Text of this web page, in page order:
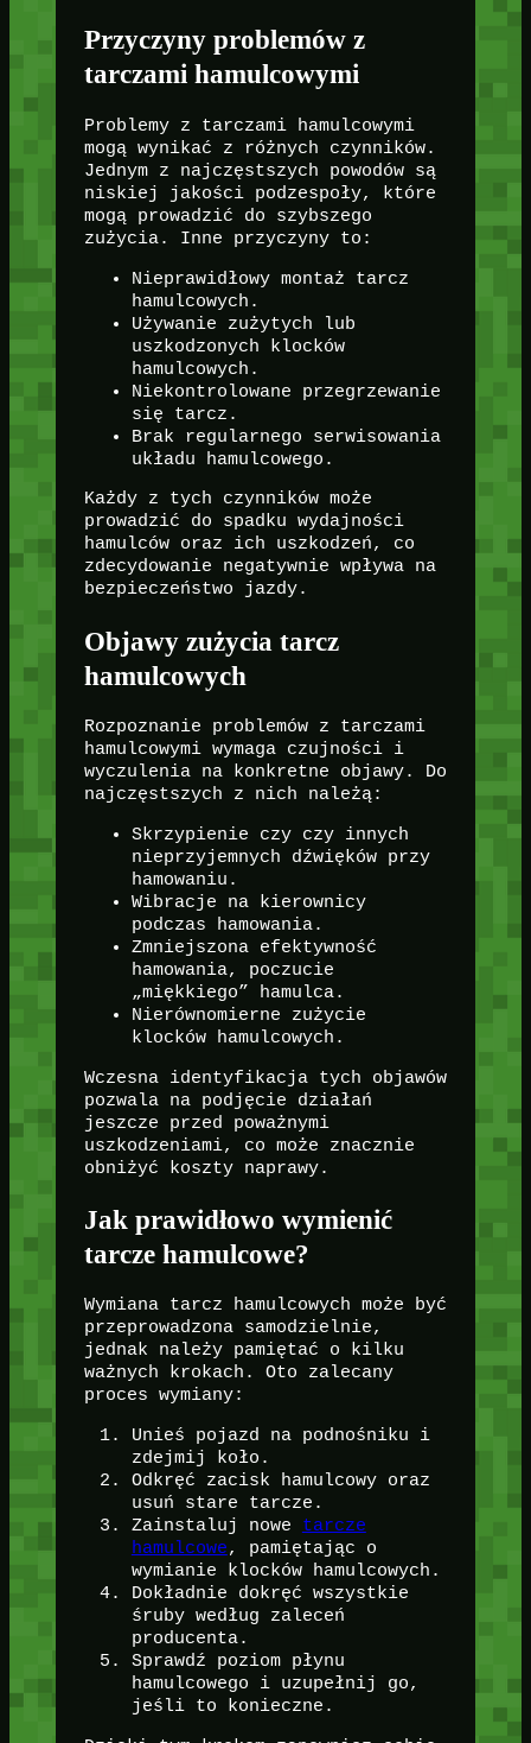
Przyczyny problemów z
tarczami hamulcowymi
Problemy z tarczami hamulcowymi
mogą wynikać z różnych czynników.
Jednym z najczęstszych powodów są
niskiej jakości podzespoły, które
mogą prowadzić do szybszego
zużycia. Inne przyczyny to:
Nieprawidłowy montaż tarcz
hamulcowych.
Używanie zużytych lub
uszkodzonych klocków
hamulcowych.
Niekontrolowane przegrzewanie
się tarcz.
Brak regularnego serwisowania
układu hamulcowego.
Każdy z tych czynników może
prowadzić do spadku wydajności
hamulców oraz ich uszkodzeń, co
zdecydowanie negatywnie wpływa na
bezpieczeństwo jazdy.
Objawy zużycia tarcz
hamulcowych
Rozpoznanie problemów z tarczami
hamulcowymi wymaga czujności i
wyczulenia na konkretne objawy. Do
najczęstszych z nich należą:
Skrzypienie czy czy innych
nieprzyjemnych dźwięków przy
hamowaniu.
Wibracje na kierownicy
podczas hamowania.
Zmniejszona efektywność
hamowania, poczucie
„miękkiego” hamulca.
Nierównomierne zużycie
klocków hamulcowych.
Wczesna identyfikacja tych objawów
pozwala na podjęcie działań
jeszcze przed poważnymi
uszkodzeniami, co może znacznie
obniżyć koszty naprawy.
Jak prawidłowo wymienić
tarcze hamulcowe?
Wymiana tarcz hamulcowych może być
przeprowadzona samodzielnie,
jednak należy pamiętać o kilku
ważnych krokach. Oto zalecany
proces wymiany:
Unieś pojazd na podnośniku i
zdejmij koło.
Odkręć zacisk hamulcowy oraz
usuń stare tarcze.
Zainstaluj nowe tarcze
hamulcowe, pamiętając o
wymianie klocków hamulcowych.
Dokładnie dokręć wszystkie
śruby według zaleceń
producenta.
Sprawdź poziom płynu
hamulcowego i uzupełnij go,
jeśli to konieczne.